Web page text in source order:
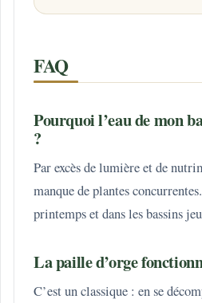
FAQ
Pourquoi l’eau de mon
?
Par excès de lumière et de
manque de plantes
printemps et dans les bassins
La paille d’orge
C’est un classique : en se